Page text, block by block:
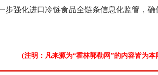
步强化进口冷链食品全链条信息化监管，确
(注明：凡来源为“霍林郭勒网”的内容皆为